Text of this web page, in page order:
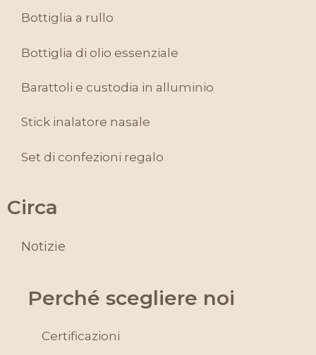
Bottiglia a rullo
Bottiglia di olio essenziale
Barattoli e custodia in alluminio
Stick inalatore nasale
Set di confezioni regalo
Circa
Notizie
Perché scegliere noi
Certificazioni